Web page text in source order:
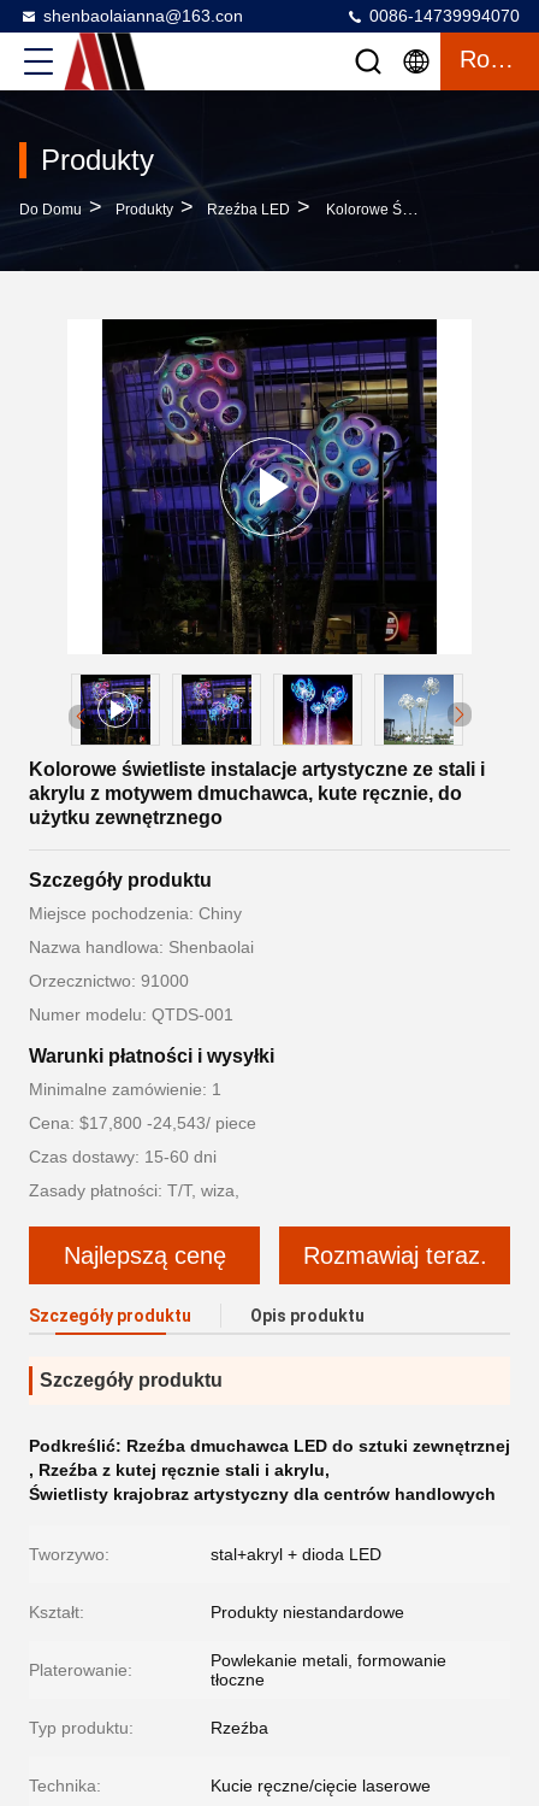
shenbaolaianna@163.con 0086-14739994070
Rozmowa
Produkty
Do Domu > Produkty > Rzeźba LED > Kolorowe Świetliste Instalacje Artystyczne Ze Stali I Akrylu Z Motywem Dmuchawca, Kute Ręcznie, Do Użytku Zewnętrznego
Kolorowe świetliste instalacje artystyczne ze stali i
akrylu z motywem dmuchawca, kute ręcznie, do
użytku zewnętrznego
Szczegóły produktu
Miejsce pochodzenia: Chiny
Nazwa handlowa: Shenbaolai
Orzecznictwo: 91000
Numer modelu: QTDS-001
Warunki płatności i wysyłki
Minimalne zamówienie: 1
Cena: $17,800 -24,543/ piece
Czas dostawy: 15-60 dni
Zasady płatności: T/T, wiza,
Najlepszą cenę Rozmawiaj teraz.
Szczegóły produktu Opis produktu
Szczegóły produktu
Podkreślić: Rzeźba dmuchawca LED do sztuki zewnętrznej
, Rzeźba z kutej ręcznie stali i akrylu,
Świetlisty krajobraz artystyczny dla centrów handlowych
Tworzywo: stal+akryl + dioda LED
Kształt: Produkty niestandardowe
Platerowanie:
Powlekanie metali, formowanie
tłoczne
Typ produktu: Rzeźba
Technika: Kucie ręczne/cięcie laserowe